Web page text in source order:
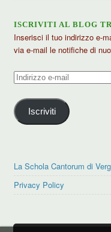
ISCRIVITI AL BLOG
Inserisci il tuo indirizzo e-
via e-mail le notifiche di
Indirizzo
mail
Iscriviti
La Schola Cantorum di
Privacy Policy